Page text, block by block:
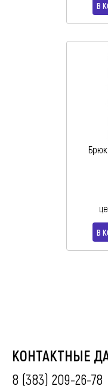
В
В
КОНТАКТНЫЕ
8 (383) 209-26-78